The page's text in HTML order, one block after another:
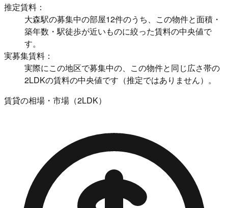
推定賃料：
大森駅の募集中の部屋12件のうち、この物件と面積・
築年数・駅徒歩が近いものに絞った賃料の中央値で
す。
実募集賃料：
実際にこの地区で募集中の、この物件と同じ広さ帯の
2LDKの賃料の中央値です（推定ではありません）。
賃貸の相場・市場（2LDK）